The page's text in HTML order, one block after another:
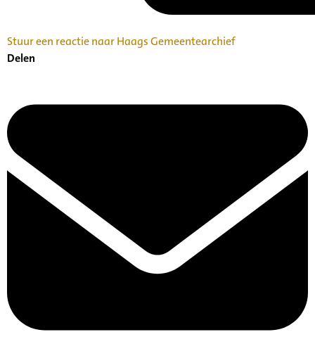
Stuur een reactie naar Haags Gemeentearchief
Delen